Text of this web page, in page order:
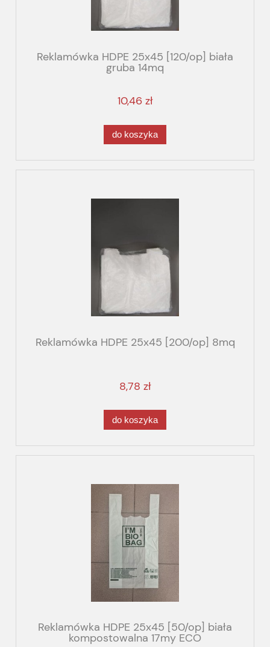
Reklamówka HDPE 25x45 [120/op] biała
gruba 14mq
10,46 zł
do koszyka
Reklamówka HDPE 25x45 [200/op] 8mq
8,78 zł
do koszyka
Reklamówka HDPE 25x45 [50/op] biała
kompostowalna 17my ECO